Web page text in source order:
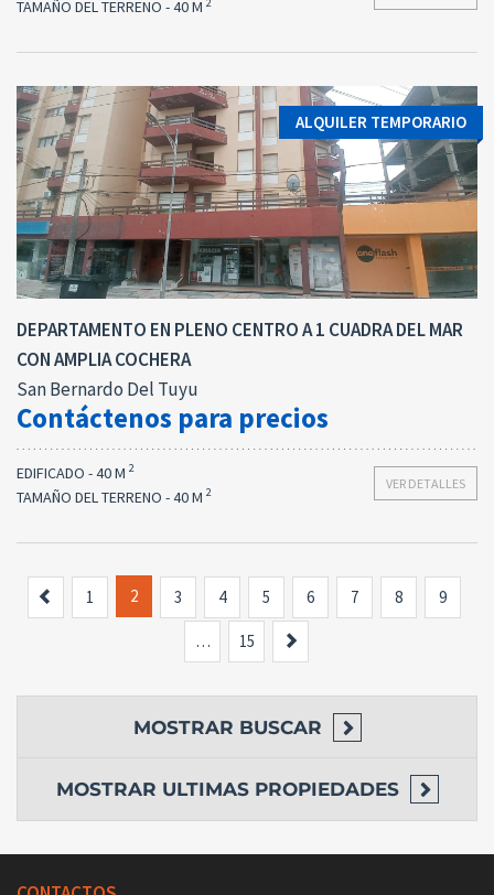
TAMAÑO DEL TERRENO - 40 M
ALQUILER TEMPORARIO
DEPARTAMENTO EN PLENO CENTRO A 1 CUADRA DEL MAR
CON AMPLIA COCHERA
San Bernardo Del Tuyu
Contáctenos para precios
VER DETALLES
EDIFICADO - 40 M 2
TAMAÑO DEL TERRENO - 40 M 2
Anterior
1 2 3 4 5 6 7 8 9
… 15
MOSTRAR BUSCAR
MOSTRAR ULTIMAS PROPIEDADES